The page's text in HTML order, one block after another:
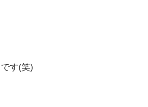
です(笑)